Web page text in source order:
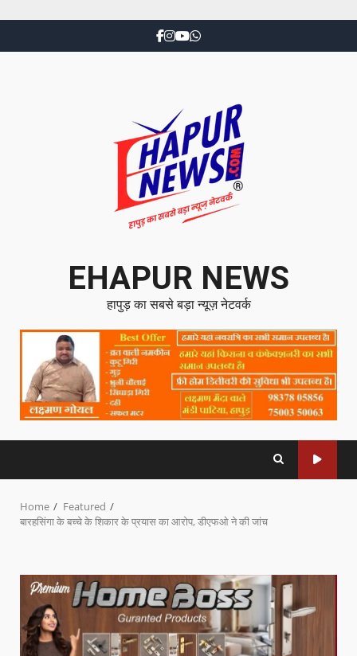
EHAPUR NEWS
हापुड़ का सबसे बड़ा न्यूज़ नेटवर्क
Home
Featured
बारहसिंगा के बच्चे के शिकार के प्रयास का आरोप, डीएफओ ने की जांच